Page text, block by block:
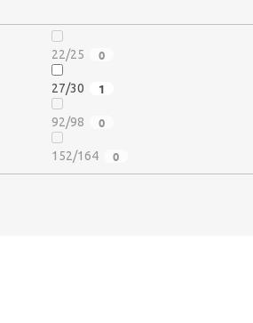
22/25 0
27/30 1
92/98 0
152/164 0